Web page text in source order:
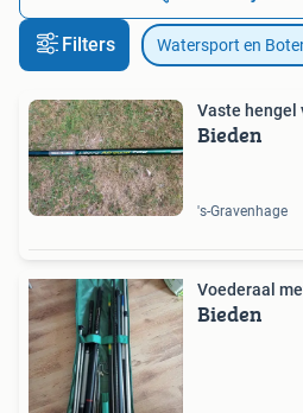
Filters Watersport en
Vaste hengel
Bieden
's-Gravenhage
Voederaal
Bieden